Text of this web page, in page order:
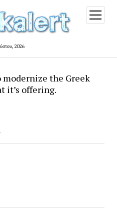
2026
open
menu
the Greek
it’s offering.